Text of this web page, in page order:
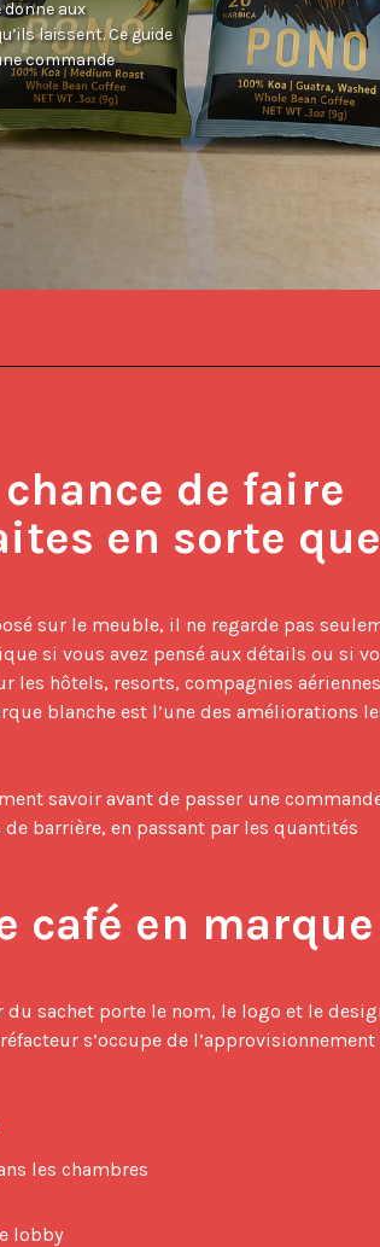
donne aux
laissent. Ce guide
commande
de faire
en sorte
si vous avez pensé aux détails ou si
les hôtels, resorts, compagnies
blanche est l’une des améliorations
savoir avant de passer une
barrière, en passant par les quantités
café en marque
s’occupe de l’approvisionnement
les chambres
lobby